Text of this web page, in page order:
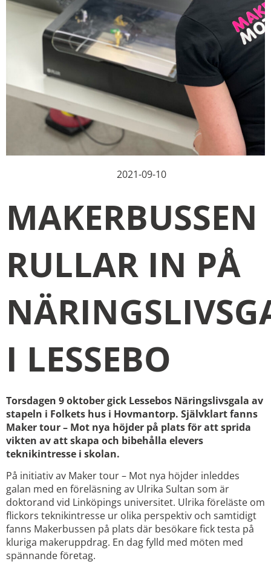
2021-09-10
MAKERBUSSEN
RULLAR IN PÅ
I LESSEBO
Torsdagen 9 oktober gick Lessebos Näringslivsgala av
stapeln i Folkets hus i Hovmantorp. Självklart fanns
Maker tour – Mot nya höjder på plats för att sprida
vikten av att skapa och bibehålla elevers
teknikintresse i skolan.
På initiativ av Maker tour – Mot nya höjder inleddes
galan med en föreläsning av Ulrika Sultan som är
doktorand vid Linköpings universitet. Ulrika föreläste om
flickors teknikintresse ur olika perspektiv och samtidigt
fanns Makerbussen på plats där besökare fick testa på
kluriga makeruppdrag. En dag fylld med möten med
spännande företag.